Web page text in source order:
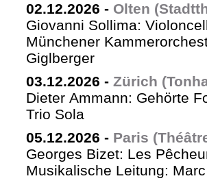
02.12.2026 - Olten
Giovanni Sollima:
Münchener
Giglberger
03.12.2026 - Zürich
Dieter Ammann: Gehörte
Trio Sola
05.12.2026 - Paris
Georges Bizet: Les
Musikalische Leitung: